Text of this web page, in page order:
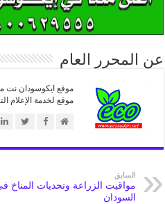
عن المحرر العام
موقع ايكوسودان
موقع لخدمة الإعلام
السابق
مواقيت الزراعة وتحديات المناخ
السودان